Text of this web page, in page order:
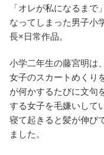
「オレが私になるま
なってしまった男子小
長×日常作品。
小学二年生の藤宮明は
女子のスカートめくり
が何かするたびに文句
する女子を毛嫌いして
寝て起きると髪が伸び
ました。